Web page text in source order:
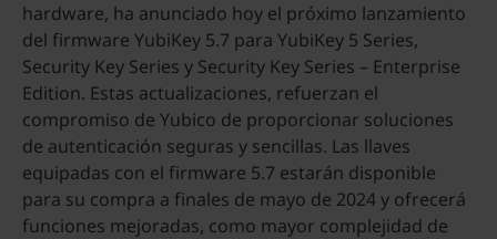
hardware, ha anunciado hoy el próximo lanzamiento
del firmware YubiKey 5.7 para YubiKey 5 Series,
Security Key Series y Security Key Series – Enterprise
Edition. Estas actualizaciones, refuerzan el
compromiso de Yubico de proporcionar soluciones
de autenticación seguras y sencillas. Las llaves
equipadas con el firmware 5.7 estarán disponible
para su compra a finales de mayo de 2024 y ofrecerá
funciones mejoradas, como mayor complejidad de